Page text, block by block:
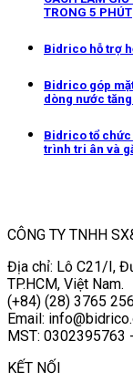
TRONG 5 PHÚT
Bidrico hỗ trợ
Bidrico góp
dòng nước
Bidrico tổ chức
trình tri ân và
CÔNG TY TNHH
Địa chỉ: Lô C21/I,
TP.HCM, Việt Nam.
(+84) (28) 3765
Email:
MST: 0302395763
KẾT NỐI